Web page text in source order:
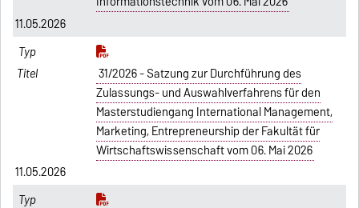
11.05.2026
31/2026 - Satzung zur Durchführung des
Zulassungs- und Auswahlverfahrens für den
Masterstudiengang International Management,
Marketing, Entrepreneurship der Fakultät für
Wirtschaftswissenschaft vom 06. Mai 2026
11.05.2026